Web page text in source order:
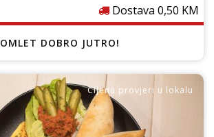
Dostava 0,50 KM
OMLET DOBRO JUTRO!
Cijenu provjeri u lokalu